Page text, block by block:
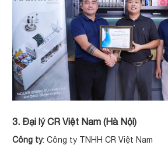
3. Đại lý CR Việt Nam (Hà Nội)
Công ty: Công ty TNHH CR Việt Nam